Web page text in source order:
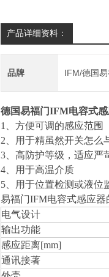
产品详细资料：
品牌 IFM/德国
德国易福门IFM电容式
1、方便可调的感应范围
2、用于精虽然开关怎么
3、高防护等级，适应严
4、用于高温介质
5、用于位置检测或液位
易福门IFM电容式感应器
电气设计
输出功能
感应距离[mm]
通讯接著